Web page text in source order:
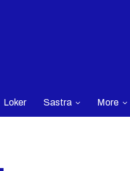
Loker Sastra More